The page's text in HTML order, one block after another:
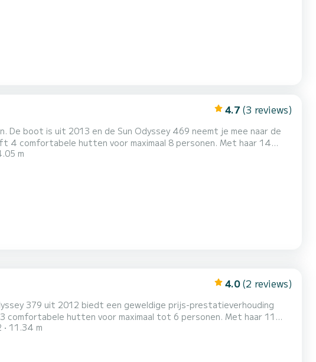
4.7 (3 reviews)
De boot is uit 2013 en de Sun Odyssey 469 neemt je mee naar de
ideale metgezel voor een onvergetelijke vaarvakantie in de
m
4.0 (2 reviews)
379 uit 2012 biedt een geweldige prijs-prestatieverhouding
ideale metgezel voor een onvergetelijke vaarvakantie in de
11.34 m